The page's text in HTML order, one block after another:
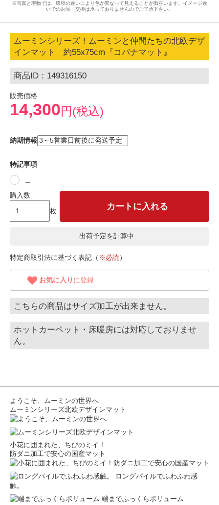
※写真と現物では、環境の違いにより色が異なって見えることが御座います。イメージ違
いでの返品・交換は承っておりませんのでご了承下さい。
ムーミンシリーズ！ムーミンと仲間たちの北欧デザ
インマット 約55x75cm『コバナマット』
商品ID：149316150
販売価格
14,300円(税込)
納期情報
特記事項
購入数
枚
カートに入れる
出荷予定を計算中...
特定商取引法に基づく表記（ ※必読）
お気に入り に登録
こちらの商品はサイズ加工が出来ません。
ホットカーペット・床暖房には対応しておりませ
ん。
ようこそ、ムーミンの世界へ
ムーミンシリーズ北欧デザインマット
小花に囲まれた、ちびのミイ！
防ダニ加工で安心の国産マット
ロングパイルでふわふわ感
触。
端までふっくらボリューム